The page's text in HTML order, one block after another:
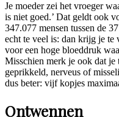
Je moeder zei het vroeger
is niet goed.’ Dat geldt ook
347.077 mensen tussen de
echt te veel is: dan krijg je te
voor een hoge bloeddruk
Misschien merk je ook dat
geprikkeld, nerveus of
dus beter: vijf kopjes
Ontwennen